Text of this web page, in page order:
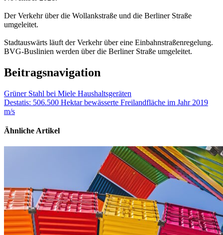
Der Verkehr über die Wollankstraße und die Berliner Straße
umgeleitet.
Stadtauswärts läuft der Verkehr über eine Einbahnstraßenregelung.
BVG-Buslinien werden über die Berliner Straße umgeleitet.
Beitragsnavigation
Grüner Stahl bei Miele Haushaltsgeräten
Destatis: 506.500 Hektar bewässerte Freilandfläche im Jahr 2019
m/s
Ähnliche Artikel